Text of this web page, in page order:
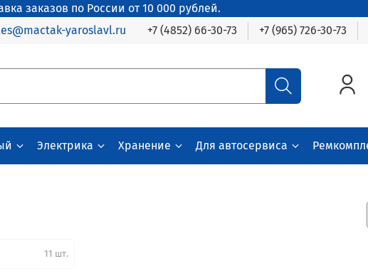
заказов по России от 10 000 рублей.
yaroslavl.ru +7 (4852) 66-30-73 +7 (965) 726-30-73
Электрика Хранение Для автосервиса
11 шт.